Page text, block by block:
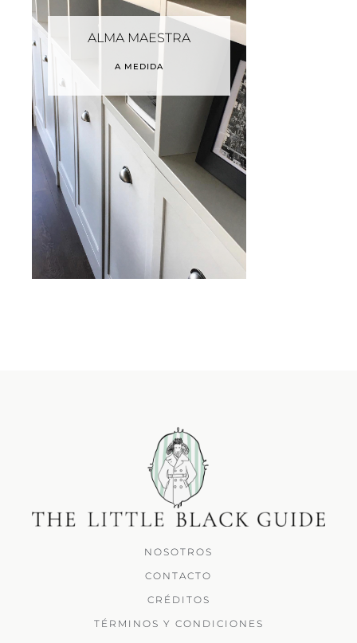
ALMA MAESTRA
A MEDIDA
NOSOTROS
CONTACTO
CRÉDITOS
TÉRMINOS Y CONDICIONES